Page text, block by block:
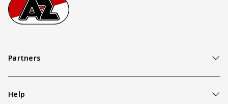
Partners
Help